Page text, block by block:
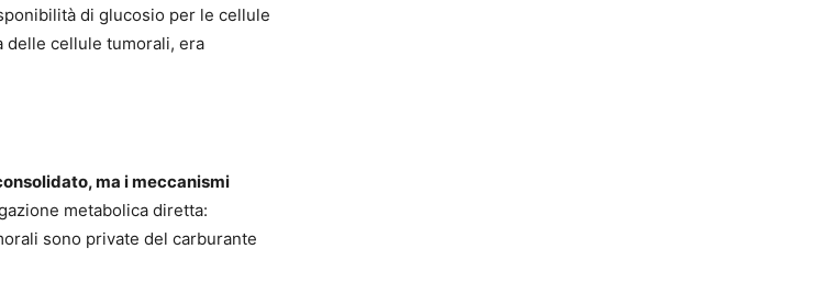
di glucosio per le cellule
delle cellule tumorali, era
ma i meccanismi
metabolica diretta:
sono private del carburante